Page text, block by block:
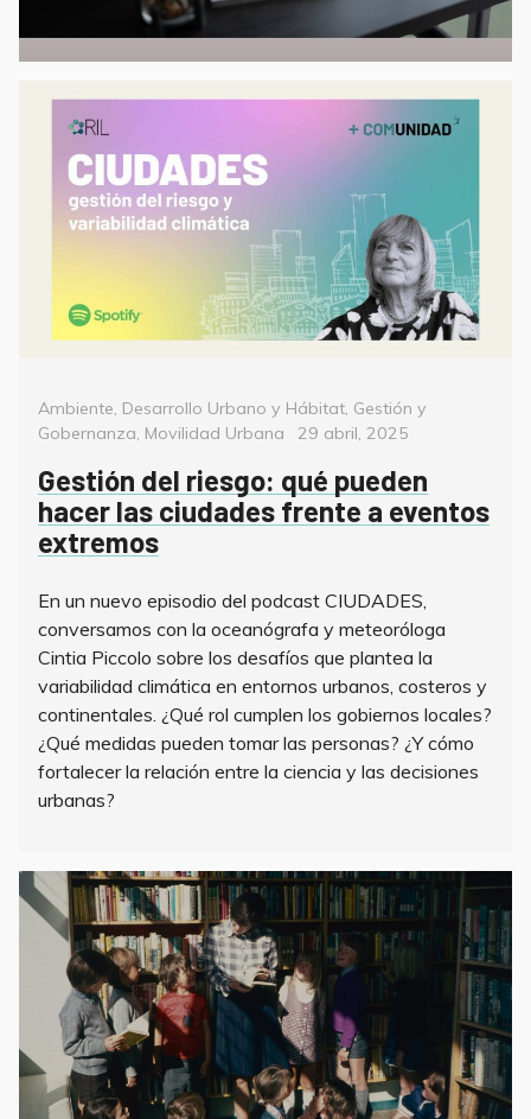
Categorías
Ambiente, Desarrollo Urbano y Hábitat, Gestión y
Gobernanza, Movilidad Urbana
Posted
29 abril, 2025
Gestión del riesgo: qué pueden
hacer las ciudades frente a eventos
extremos
En un nuevo episodio del podcast CIUDADES,
conversamos con la oceanógrafa y meteoróloga
Cintia Piccolo sobre los desafíos que plantea la
variabilidad climática en entornos urbanos, costeros y
continentales. ¿Qué rol cumplen los gobiernos locales?
¿Qué medidas pueden tomar las personas? ¿Y cómo
fortalecer la relación entre la ciencia y las decisiones
urbanas?